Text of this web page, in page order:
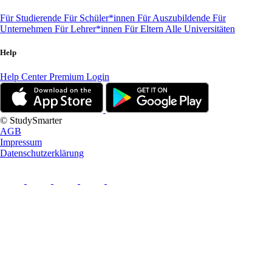
Für Studierende Für Schüler*innen Für Auszubildende Für
Unternehmen Für Lehrer*innen Für Eltern Alle Universitäten
Help
Help CenterPremium Login
© StudySmarter
AGB
Impressum
Datenschutzerklärung